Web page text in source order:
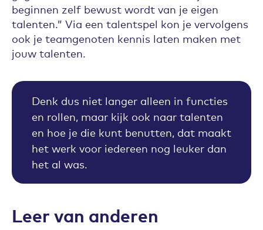
beginnen zelf bewust wordt van je eigen
talenten.” Via een talentspel kon je vervolgens
ook je teamgenoten kennis laten maken met
jouw talenten.
Denk dus niet langer alleen in functies
en rollen, maar kijk ook naar talenten
en hoe je die kunt benutten, dat maakt
het werk voor iedereen nog leuker dan
het al was.
Leer van anderen